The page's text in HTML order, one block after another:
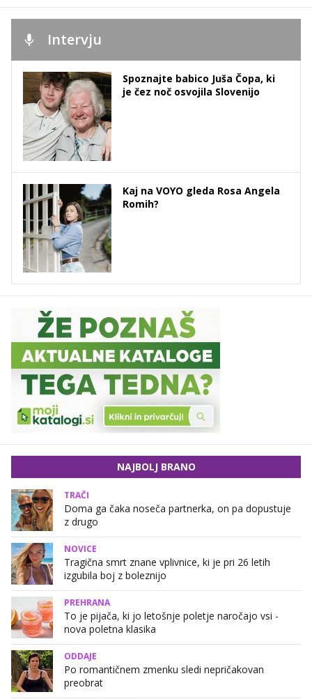
Intervju
Spoznajte babico Juša Čopa, ki
je čez noč osvojila Slovenijo
Kaj na VOYO gleda Rosa Angela
Romih?
NAJBOLJ BRANO
TRAČI
Doma ga čaka noseča partnerka, on pa dopustuje
z drugo
NOVICE
Tragična smrt znane vplivnice, ki je pri 26 letih
izgubila boj z boleznijo
PREHRANA
To je pijača, ki jo letošnje poletje naročajo vsi -
nova poletna klasika
ODDAJE
Po romantičnem zmenku sledi nepričakovan
preobrat